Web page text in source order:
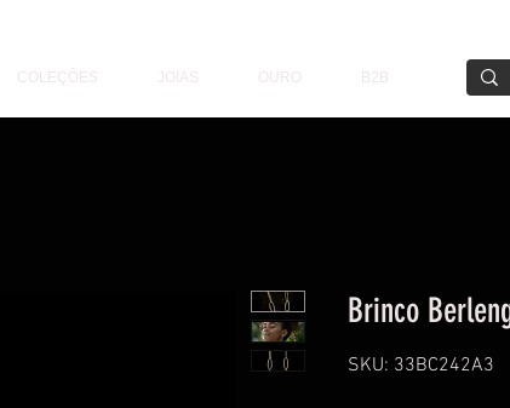
COLEÇÕES JOIAS OURO B2B
Brinco
SKU: 33BC242A3